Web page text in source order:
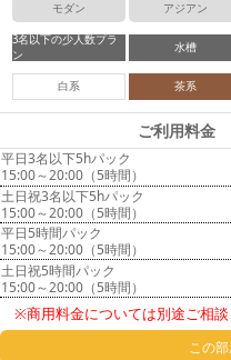
モダン アジアン
3名以下の少人数プラ
ン
水槽
白系 茶系
ご利用料金
平日3名以下5hパック
15:00～20:00（5時間）
土日祝3名以下5hパック
15:00～20:00（5時間）
平日5時間パック
15:00～20:00（5時間）
土日祝5時間パック
15:00～20:00（5時間）
※商用料金については別途ご相談
この